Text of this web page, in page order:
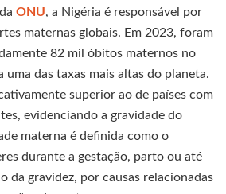
ONU, a Nigéria é responsável por
maternas globais. Em 2023, foram
82 mil óbitos maternos no
uma das taxas mais altas do planeta.
superior ao de países com
evidenciando a gravidade do
materna é definida como o
durante a gestação, parto ou até
da gravidez, por causas relacionadas